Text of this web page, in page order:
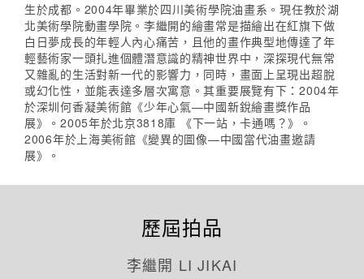
生於成都。2004年畢業於四川美術學院油畫系。現任教於湖
北美術學院動畫學院。李繼開的繪畫常是描繪出在紅旗下做
白日夢成長的年輕人內心痛苦，且他的畫作典型地傳達了年
輕藝術家一頭扎進個體潛意識的精神世界中，深探現代無常
又雜亂的生活對新一代的影響力，同時，畫面上呈現出超脫
或幻化性，並能表達多層次寓意。其重要展覽有下：2004年
於深圳何香凝美術館《少年心氣—中國新銳繪畫獎作品
展》。2005年於北京3818庫 《下一站，卡通嗎？》。
2006年於上海美術館《變異的圖像—中國當代油畫邀請
展》。
歷屆拍品
李繼開 LI JIKAI